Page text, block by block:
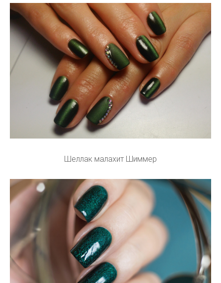
Шеллак малахит Шиммер